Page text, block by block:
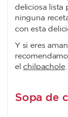
deliciosa lista
ninguna
con esta
Y si eres
el chilpachole.
Sopa de